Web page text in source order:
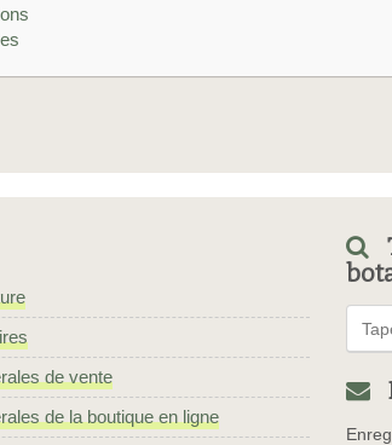
de vente
de la boutique en ligne